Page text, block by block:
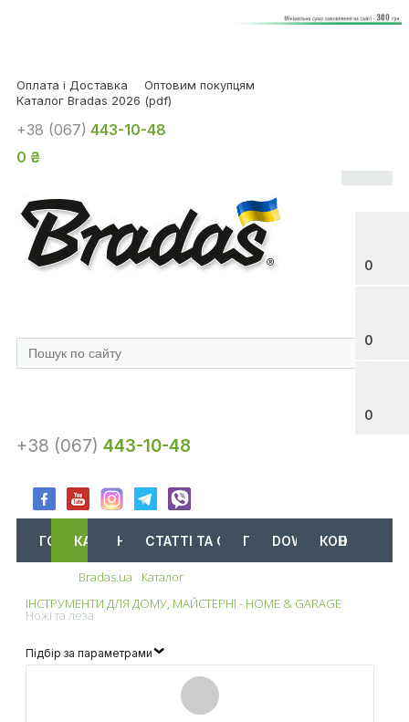
Оплата і Доставка
Оптовим покупцям
Каталог Bradas 2026 (pdf)
0
0
0
+38 (067) 443-10-48
0 ₴
+38 (067) 443-10-48
ГОЛОВНАКАТАЛОГАКЦІЇ
НОВИНИСТАТТІ ТА ОГЛЯДИПРО НАСDOWNLOADКОНТАКТИ
Bradas.ua
Каталог
ІНСТРУМЕНТИ ДЛЯ ДОМУ, МАЙСТЕРНІ - HOME & GARAGE
Ножі та леза
Підбір за параметрами